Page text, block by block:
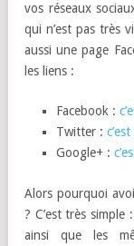
vos réseaux
qui n’est pas très
aussi une page
les liens :
Facebook :
Twitter :
Google+ :
Alors pourquoi
? C’est très simple
ainsi que les